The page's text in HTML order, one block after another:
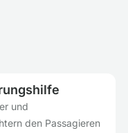
und
den Passagieren